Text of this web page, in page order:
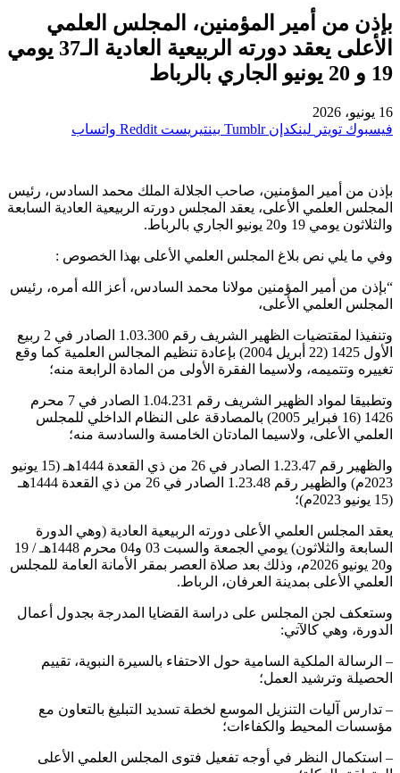
بإذن من أمير المؤمنين، المجلس العلمي
الأعلى يعقد دورته الربيعية العادية الـ37 يومي
19 و 20 يونيو الجاري بالرباط
16 يونيو، 2026
فيسبوك تويتر لينكدإن بينتيريست واتساب
بإذن من أمير المؤمنين، صاحب الجلالة الملك محمد السادس، رئيس
المجلس العلمي الأعلى، يعقد المجلس دورته الربيعية العادية السابعة
والثلاثون يومي 19 و20 يونيو الجاري بالرباط.
وفي ما يلي نص بلاغ المجلس العلمي الأعلى بهذا الخصوص :
“بإذن من أمير المؤمنين مولانا محمد السادس، أعز الله أمره، رئيس
المجلس العلمي الأعلى،
وتنفيذا لمقتضيات الظهير الشريف رقم 1.03.300 الصادر في 2 ربيع
الأول 1425 (22 أبريل 2004) بإعادة تنظيم المجالس العلمية كما وقع
تغييره وتتميمه، ولاسيما الفقرة الأولى من المادة الرابعة منه؛
وتطبيقا لمواد الظهير الشريف رقم 1.04.231 الصادر في 7 محرم
1426 (16 فبراير 2005) بالمصادقة على النظام الداخلي للمجلس
العلمي الأعلى، ولاسيما المادتان الخامسة والسادسة منه؛
والظهير رقم 1.23.47 الصادر في 26 من ذي القعدة 1444هـ (15 يونيو
2023م) والظهير رقم 1.23.48 الصادر في 26 من ذي القعدة 1444هـ
(15 يونيو 2023م)؛
يعقد المجلس العلمي الأعلى دورته الربيعية العادية (وهي الدورة
السابعة والثلاثون) يومي الجمعة والسبت 03 و04 محرم 1448هـ / 19
و20 يونيو 2026م، وذلك بعد صلاة العصر بمقر الأمانة العامة للمجلس
العلمي الأعلى بمدينة العرفان، الرباط.
وستعكف لجن المجلس على دراسة القضايا المدرجة بجدول أعمال
الدورة، وهي كالآتي:
– الرسالة الملكية السامية حول الاحتفاء بالسيرة النبوية، تقييم
الحصيلة وترشيد العمل؛
– تدارس آليات التنزيل الموسع لخطة تسديد التبليغ بالتعاون مع
مؤسسات المحيط والكفاءات؛
– استكمال النظر في أوجه تفعيل فتوى المجلس العلمي الأعلى